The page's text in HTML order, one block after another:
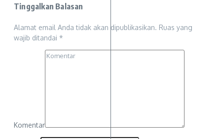
Tinggalkan Balasan
Alamat email Anda tidak akan dipublikasikan. Ruas yang
wajib ditandai *
Komentar